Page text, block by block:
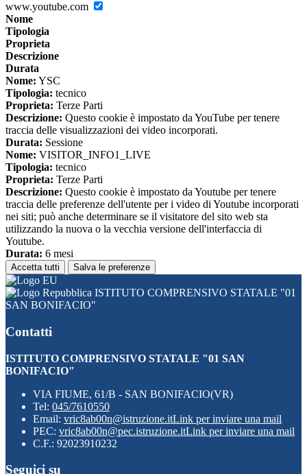
www.youtube.com
Nome
Tipologia
Proprieta
Descrizione
Durata
Nome: YSC
Tipologia: tecnico
Proprieta: Terze Parti
Descrizione: Questo cookie è impostato da YouTube per tenere
traccia delle visualizzazioni dei video incorporati.
Durata: Sessione
Nome: VISITOR_INFO1_LIVE
Tipologia: tecnico
Proprieta: Terze Parti
Descrizione: Questo cookie è impostato da Youtube per tenere
traccia delle preferenze dell'utente per i video di Youtube incorporati
nei siti; può anche determinare se il visitatore del sito web sta
utilizzando la nuova o la vecchia versione dell'interfaccia di
Youtube.
Durata: 6 mesi
Accetta tutti Salva le preferenze
ISTITUTO COMPRENSIVO STATALE "01
SAN BONIFACIO"
Contatti
ISTITUTO COMPRENSIVO STATALE "01 SAN
BONIFACIO"
VIA FIUME, 61/B - SAN BONIFACIO(VR)
Tel: 045/7610550
Email: vric8ab00n@istruzione.itLink per inviare una mail
PEC: vric8ab00n@pec.istruzione.itLink per inviare una mail
C.F.: 92023910232
Seguici su